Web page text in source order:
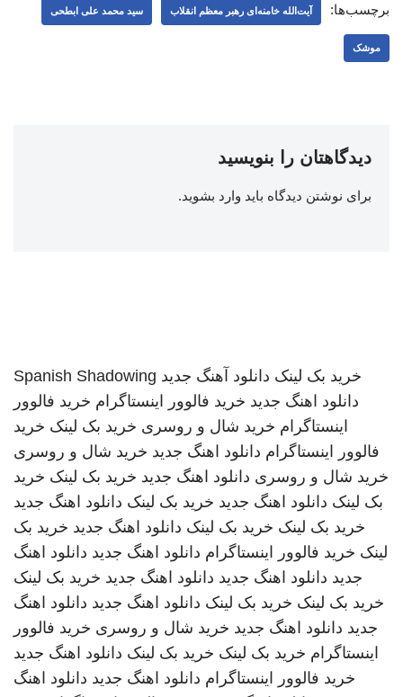
برچسب‌ها: آیت‌الله خامنه‌ای رهبر معظم انقلاب سید محمد علی ابطحی
موشک
دیدگاهتان را بنویسید
برای نوشتن دیدگاه باید وارد بشوید.
خرید بک لینک دانلود آهنگ جدید Spanish Shadowing
دانلود اهنگ جدید خرید فالوور اینستاگرام خرید فالوور
اینستاگرام خرید شال و روسری خرید بک لینک خرید
فالوور اینستاگرام دانلود اهنگ جدید خرید شال و روسری
خرید شال و روسری دانلود اهنگ جدید خرید بک لینک خرید
بک لینک دانلود اهنگ جدید خرید بک لینک دانلود اهنگ جدید
خرید بک لینک خرید بک لینک دانلود اهنگ جدید خرید بک
لینک خرید فالوور اینستاگرام دانلود اهنگ جدید دانلود اهنگ
جدید دانلود اهنگ جدید دانلود اهنگ جدید خرید بک لینک
خرید بک لینک خرید بک لینک دانلود اهنگ جدید دانلود اهنگ
جدید دانلود اهنگ جدید خرید شال و روسری خرید فالوور
اینستاگرام خرید بک لینک خرید بک لینک دانلود اهنگ جدید
خرید فالوور اینستاگرام دانلود اهنگ جدید دانلود اهنگ